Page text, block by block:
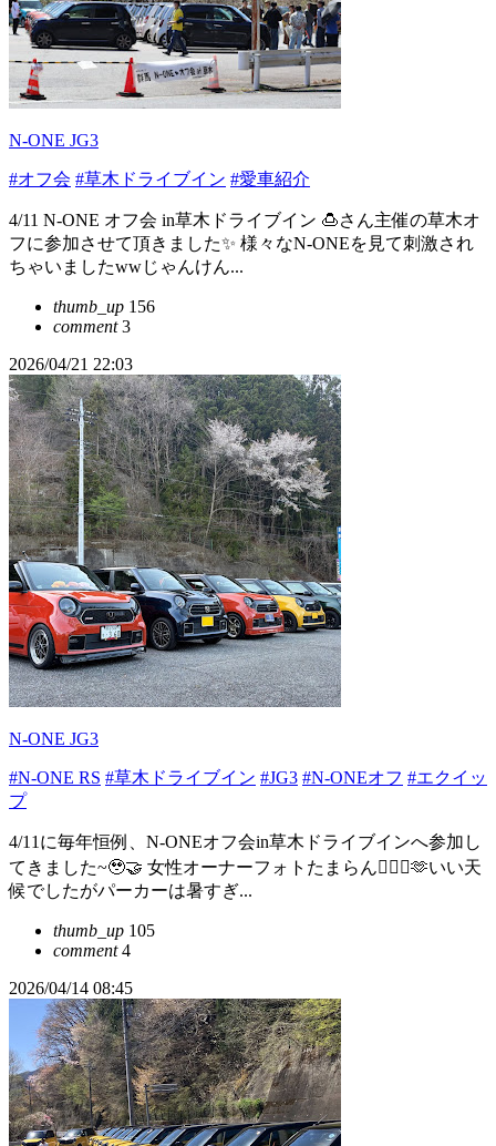
N-ONE JG3
#オフ会 #草木ドライブイン #愛車紹介
4/11 N-ONE オフ会 in草木ドライブイン 🍮さん主催の草木オ
フに参加させて頂きました✨ 様々なN-ONEを見て刺激され
ちゃいましたwwじゃんけん...
thumb_up 156
comment3
2026/04/21 22:03
N-ONE JG3
#N-ONE RS #草木ドライブイン #JG3 #N-ONEオフ #エクイッ
プ
4/11に毎年恒例、N-ONEオフ会in草木ドライブインへ参加し
てきました~🥹🤝 女性オーナーフォトたまらん👩‍❤️‍👩🫶いい天
候でしたがパーカーは暑すぎ...
thumb_up 105
comment4
2026/04/14 08:45